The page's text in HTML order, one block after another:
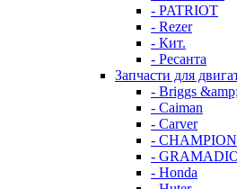
- PATRIOT
- Rezer
- Кит.
- Ресанта
Запчасти для
- Briggs
- Caiman
- Carver
- CHAMPION
-
- Honda